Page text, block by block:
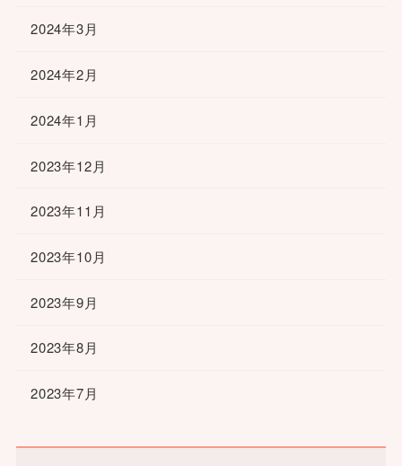
2024年3月
2024年2月
2024年1月
2023年12月
2023年11月
2023年10月
2023年9月
2023年8月
2023年7月